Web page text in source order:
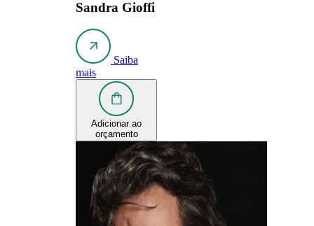
Sandra Gioffi
Saiba
mais
Adicionar ao
orçamento